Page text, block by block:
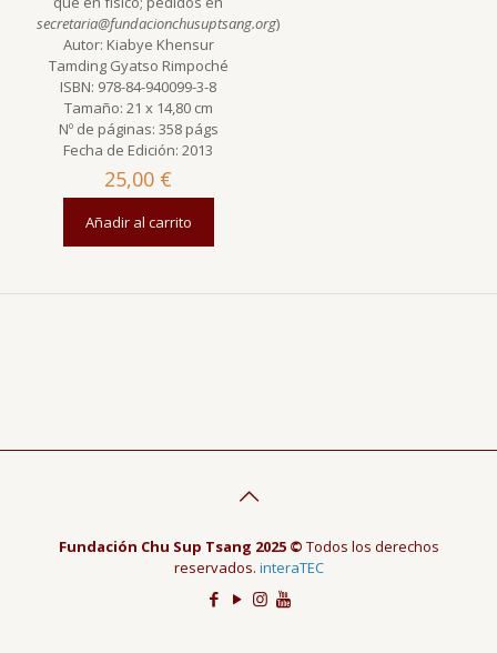
secretaria@fundacionchusuptsang.org)
Autor: Kiabye Khensur
Tamding Gyatso Rimpoché
ISBN: 978-84-940099-3-8
Tamaño: 21 x 14,80 cm
Nº de páginas: 358 págs
Fecha de Edición: 2013
25,00 €
Añadir al carrito
Fundación Chu Sup Tsang 2025 © Todos los derechos
reservados. interaTEC